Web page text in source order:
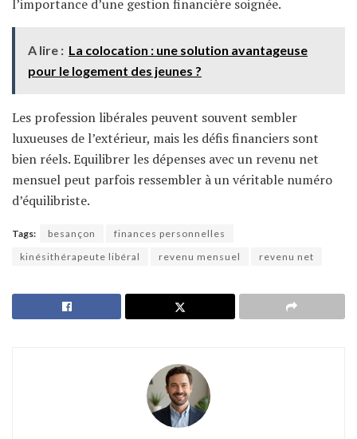
l’importance d’une gestion financière soignée.
A lire : La colocation : une solution avantageuse
pour le logement des jeunes ?
Les profession libérales peuvent souvent sembler
luxueuses de l’extérieur, mais les défis financiers sont
bien réels. Equilibrer les dépenses avec un revenu net
mensuel peut parfois ressembler à un véritable numéro
d’équilibriste.
Tags: besançon
finances personnelles
kinésithérapeute libéral
revenu mensuel revenu net